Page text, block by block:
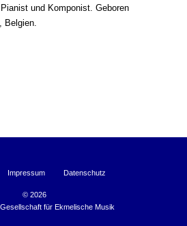
, Pianist und Komponist. Geboren
Impressum Datenschutz
© 2026
Gesellschaft für Ekmelische Musik